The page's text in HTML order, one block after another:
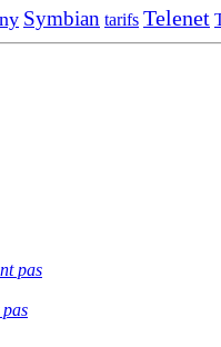
Symbian tarifs Telenet
pas